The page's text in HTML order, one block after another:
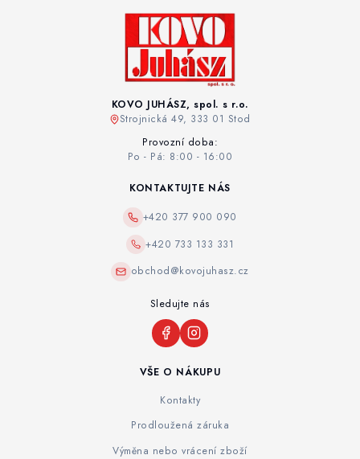
KOVO JUHÁSZ, spol. s r.o.
Strojnická 49, 333 01 Stod
Provozní doba:
Po - Pá: 8:00 - 16:00
VŠE O NÁKUPU
Kontakty
Prodloužená záruka
Výměna nebo vrácení zboží
KONTAKTUJTE NÁS
+420 377 900 090
+420 733 133 331
obchod@kovojuhasz.cz
Sledujte nás